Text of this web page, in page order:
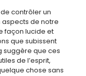
contrôler un
aspects de notre
façon lucide et
que subissent
suggère que ces
de l’esprit,
chose sans